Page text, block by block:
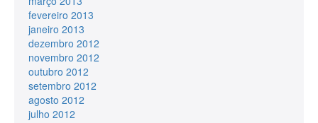
fevereiro 2013
janeiro 2013
dezembro 2012
novembro 2012
outubro 2012
setembro 2012
agosto 2012
julho 2012